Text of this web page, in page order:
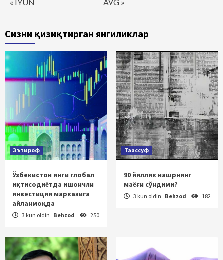
« IYUN AVG »
Сизни қизиқтирган янгиликлар
Эътироф
Ўзбекистон янги глобал
иқтисодиётда ишончли
инвестиция марказига
айланмоқда
3 kun oldin Behzod 250
Таассуф
90 йиллик нашрнинг
маёғи сўндими?
3 kun oldin Behzod 182